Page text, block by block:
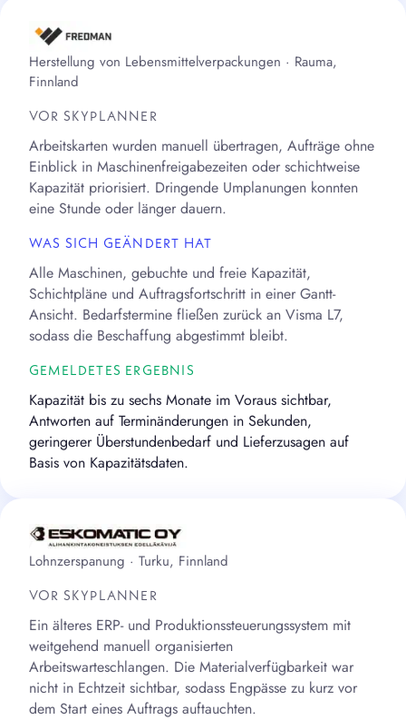
Herstellung von Lebensmittelverpackungen · Rauma,
Finnland
VOR SKYPLANNER
Arbeitskarten wurden manuell übertragen, Aufträge ohne
Einblick in Maschinenfreigabezeiten oder schichtweise
Kapazität priorisiert. Dringende Umplanungen konnten
eine Stunde oder länger dauern.
WAS SICH GEÄNDERT HAT
Alle Maschinen, gebuchte und freie Kapazität,
Schichtpläne und Auftragsfortschritt in einer Gantt-
Ansicht. Bedarfstermine fließen zurück an Visma L7,
sodass die Beschaffung abgestimmt bleibt.
GEMELDETES ERGEBNIS
Kapazität bis zu sechs Monate im Voraus sichtbar,
Antworten auf Terminänderungen in Sekunden,
geringerer Überstundenbedarf und Lieferzusagen auf
Basis von Kapazitätsdaten.
Lohnzerspanung · Turku, Finnland
VOR SKYPLANNER
Ein älteres ERP- und Produktionssteuerungssystem mit
weitgehend manuell organisierten
Arbeitswarteschlangen. Die Materialverfügbarkeit war
nicht in Echtzeit sichtbar, sodass Engpässe zu kurz vor
dem Start eines Auftrags auftauchten.